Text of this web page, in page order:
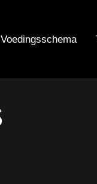
Voedingsschema